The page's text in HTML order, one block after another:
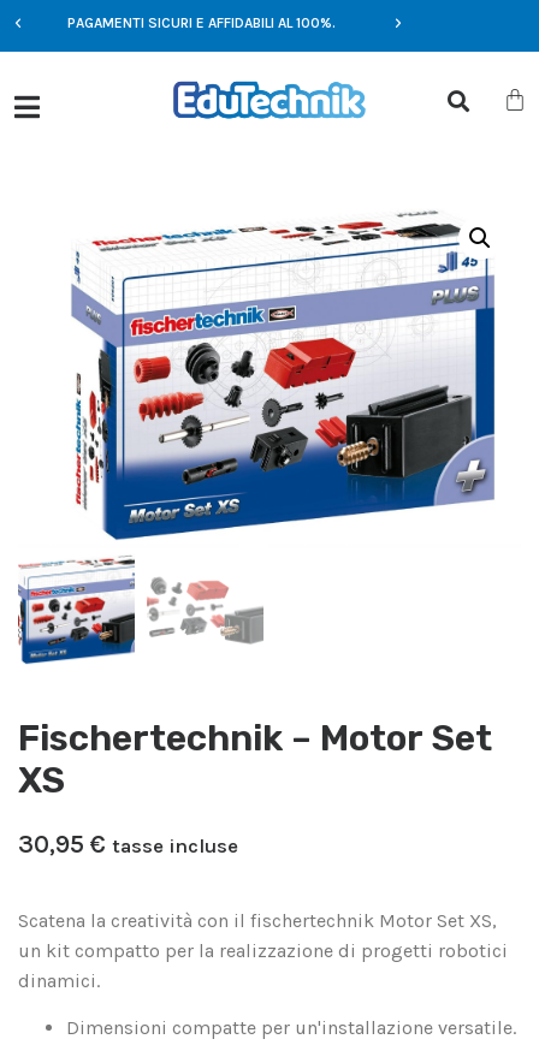
PAGAMENTI SICURI E AFFIDABILI AL 100%.
Fischertechnik – Motor Set
XS
30,95 € tasse incluse
Scatena la creatività con il fischertechnik Motor Set XS,
un kit compatto per la realizzazione di progetti robotici
dinamici.
Dimensioni compatte per un'installazione versatile.